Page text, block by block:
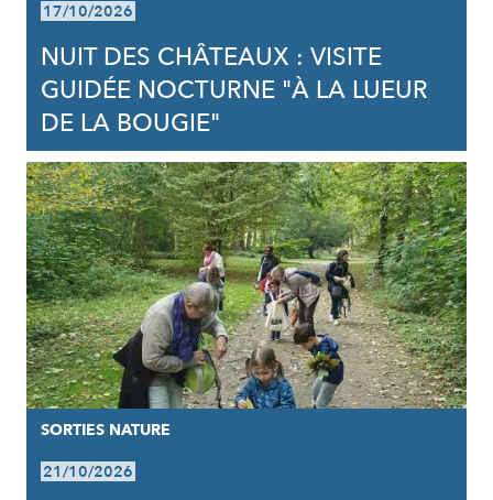
17/10/2026
NUIT DES CHÂTEAUX : VISITE
GUIDÉE NOCTURNE "À LA LUEUR
DE LA BOUGIE"
SORTIES NATURE
21/10/2026